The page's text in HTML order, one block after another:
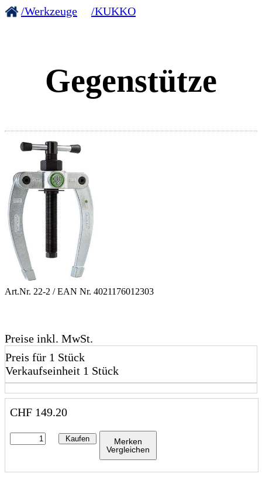
/Werkzeuge /KUKKO
Gegenstütze
Art.Nr. 22-2 / EAN Nr. 4021176012303
Preise inkl. MwSt.
Preis für 1 Stück
Verkaufseinheit 1 Stück
CHF 149.20
Kaufen
Merken
Vergleichen